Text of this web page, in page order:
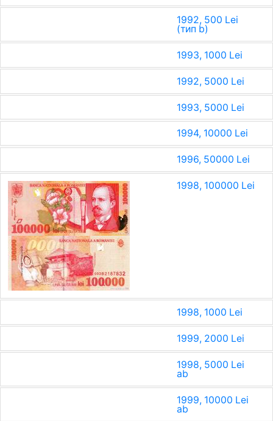
1992, 500 Lei
(тип b)
1993, 1000 Lei
1992, 5000 Lei
1993, 5000 Lei
1994, 10000 Lei
1996, 50000 Lei
1998, 100000 Lei
1998, 1000 Lei
1999, 2000 Lei
1998, 5000 Lei
ab
1999, 10000 Lei
ab